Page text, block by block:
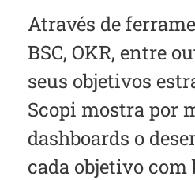
Através de
BSC, OKR, entre
seus objetivos
Scopi mostra por
dashboards o
cada objetivo com